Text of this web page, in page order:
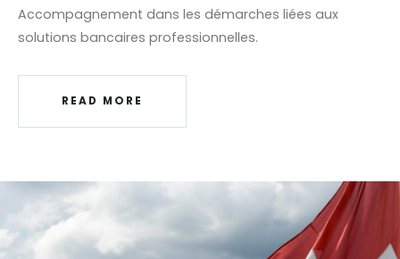
Accompagnement dans les démarches liées aux
solutions bancaires professionnelles.
READ MORE